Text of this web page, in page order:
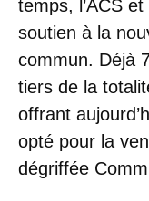
temps, l’ACS
soutien à la
commun. Déjà
tiers de la
offrant
opté pour la
dégriffée